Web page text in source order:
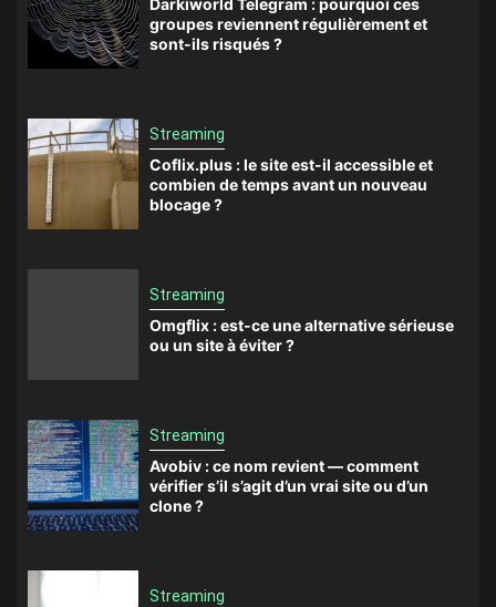
Darkiworld Telegram : pourquoi ces
groupes reviennent régulièrement et
sont-ils risqués ?
Streaming
Coflix.plus : le site est-il accessible et
combien de temps avant un nouveau
blocage ?
Streaming
Omgflix : est-ce une alternative sérieuse
ou un site à éviter ?
Streaming
Avobiv : ce nom revient — comment
vérifier s’il s’agit d’un vrai site ou d’un
clone ?
Streaming